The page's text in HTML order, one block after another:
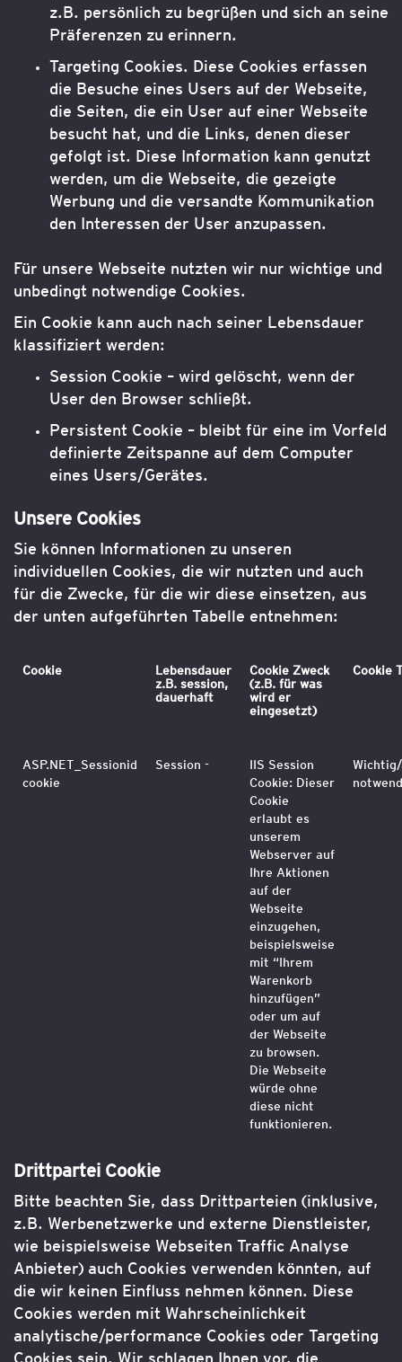
z.B. persönlich zu begrüßen und sich an seine
Präferenzen zu erinnern.
Targeting Cookies. Diese Cookies erfassen
die Besuche eines Users auf der Webseite,
die Seiten, die ein User auf einer Webseite
besucht hat, und die Links, denen dieser
gefolgt ist. Diese Information kann genutzt
werden, um die Webseite, die gezeigte
Werbung und die versandte Kommunikation
den Interessen der User anzupassen.
Für unsere Webseite nutzten wir nur wichtige und
unbedingt notwendige Cookies.
Ein Cookie kann auch nach seiner Lebensdauer
klassifiziert werden:
Session Cookie – wird gelöscht, wenn der
User den Browser schließt.
Persistent Cookie – bleibt für eine im Vorfeld
definierte Zeitspanne auf dem Computer
eines Users/Gerätes.
Unsere Cookies
Sie können Informationen zu unseren
individuellen Cookies, die wir nutzten und auch
für die Zwecke, für die wir diese einsetzen, aus
der unten aufgeführten Tabelle entnehmen:
Cookie
Lebensdauer
z.B. session,
dauerhaft
Cookie Zweck
(z.B. für was
wird er
eingesetzt)
Cookie
ASP.NET_Sessionid
cookie
Session -
IIS Session
Cookie: Dieser
Cookie
erlaubt es
unserem
Webserver auf
Ihre Aktionen
auf der
Webseite
einzugehen,
beispielsweise
mit “Ihrem
Warenkorb
hinzufügen”
oder um auf
der Webseite
zu browsen.
Die Webseite
würde ohne
diese nicht
funktionieren.
Drittpartei Cookie
Bitte beachten Sie, dass Drittparteien (inklusive,
z.B. Werbenetzwerke und externe Dienstleister,
wie beispielsweise Webseiten Traffic Analyse
Anbieter) auch Cookies verwenden könnten, auf
die wir keinen Einfluss nehmen können. Diese
Cookies werden mit Wahrscheinlichkeit
analytische/performance Cookies oder Targeting
Cookies sein. Wir schlagen Ihnen vor, die